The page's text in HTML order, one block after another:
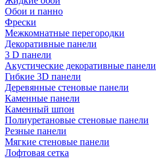
Обои и панно
Фрески
Межкомнатные перегородки
Декоративные панели
3 D панели
Акустические декоративные панели
Гибкие 3D панели
Деревянные стеновые панели
Каменные панели
Каменный шпон
Полиуретановые стеновые панели
Резные панели
Мягкие стеновые панели
Лофтовая сетка